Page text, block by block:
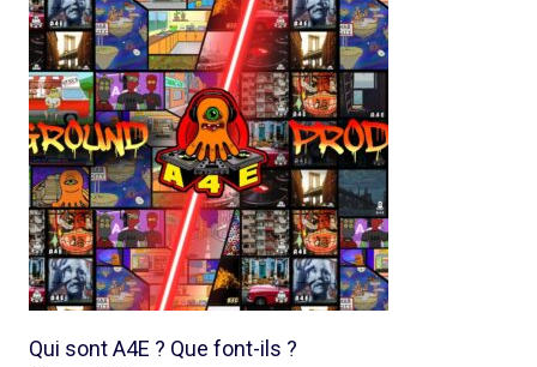
Qui sont A4E ? Que font-ils ?